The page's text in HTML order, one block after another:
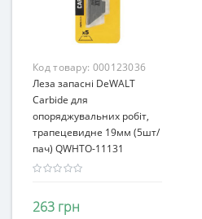
Код товару: 000123036
Леза запасні DeWALT
Carbide для
опоряджувальних робіт,
трапецевидне 19мм (5шт/
пач) QWHTO-11131
263 грн